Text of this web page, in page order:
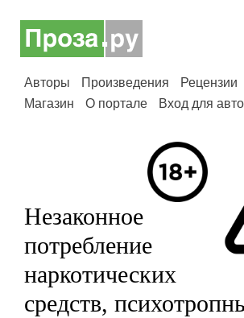
Авторы Произведения Рецензии
Магазин
О портале Вход для
Незаконное
потребление
наркотических
средств,